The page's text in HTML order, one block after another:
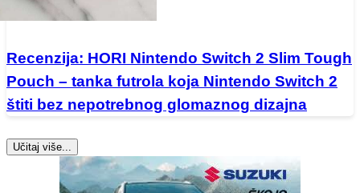
Recenzija: HORI Nintendo Switch 2 Slim Tough
Pouch – tanka futrola koja Nintendo Switch 2
štiti bez nepotrebnog glomaznog dizajna
Učitaj više...